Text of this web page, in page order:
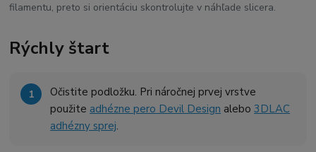
filamentu, preto si orientáciu skontrolujte v náhľade slicera.
Rýchly štart
Očistite podložku. Pri náročnej prvej vrstve
použite adhézne pero Devil Design alebo3DLAC
adhézny sprej.